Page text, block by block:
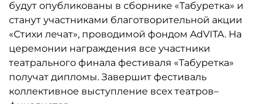
будут опубликованы в сборнике «Табуретка» и
станут участниками благотворительной акции
«Стихи лечат», проводимой фондом AdVITA. На
церемонии награждения все участники
театрального финала фестиваля «Табуретка»
получат дипломы. Завершит фестиваль
коллективное выступление всех театров–